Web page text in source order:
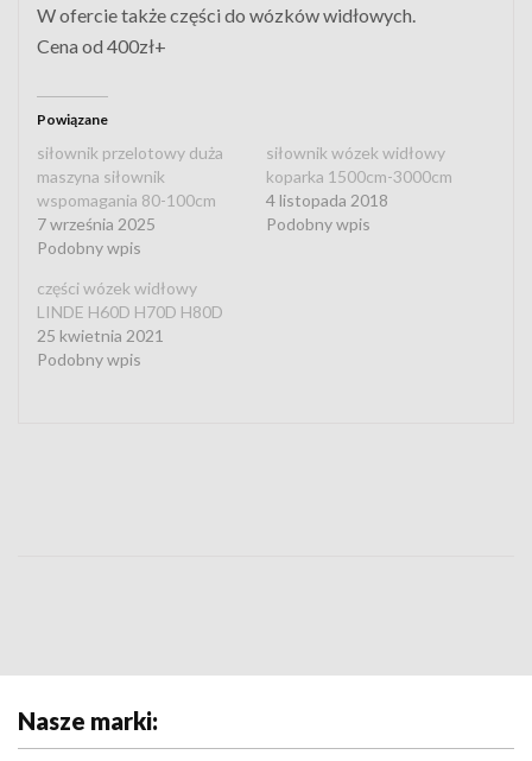
W ofercie także części do wózków widłowych.
Cena od 400zł+
Powiązane
siłownik przelotowy duża
maszyna siłownik
wspomagania 80-100cm
7 września 2025
Podobny wpis
siłownik wózek widłowy
koparka 1500cm-3000cm
4 listopada 2018
Podobny wpis
części wózek widłowy
LINDE H60D H70D H80D
25 kwietnia 2021
Podobny wpis
Nasze marki: